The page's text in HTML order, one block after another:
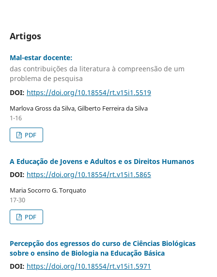
Artigos
Mal-estar docente:
das contribuições da literatura à compreensão de um
problema de pesquisa
DOI: https://doi.org/10.18554/rt.v15i1.5519
Marlova Gross da Silva, Gilberto Ferreira da Silva
1-16
PDF
A Educação de Jovens e Adultos e os Direitos Humanos
DOI: https://doi.org/10.18554/rt.v15i1.5865
Maria Socorro G. Torquato
17-30
PDF
Percepção dos egressos do curso de Ciências Biológicas
sobre o ensino de Biologia na Educação Básica
DOI: https://doi.org/10.18554/rt.v15i1.5971